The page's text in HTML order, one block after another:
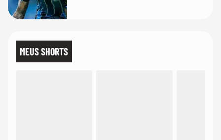
MEUS SHORTS